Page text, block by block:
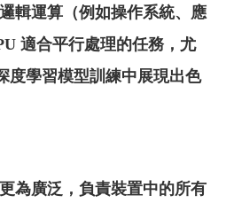
輯運算（例如操作系統、應
適合平行處理的任務，尤
度學習模型訓練中展現出色
為廣泛，負責裝置中的所有